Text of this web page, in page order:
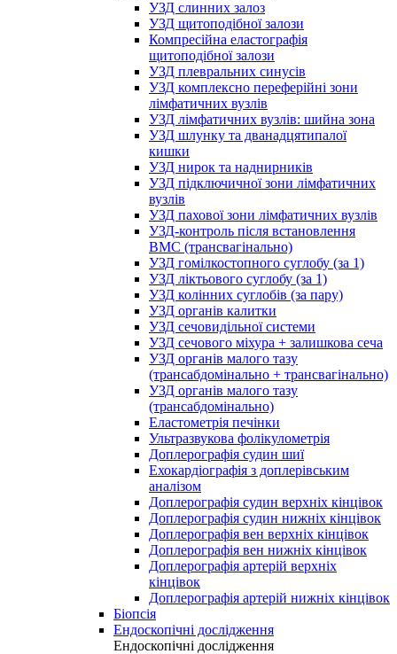
УЗД слинних залоз
УЗД щитоподібної залози
Компресійна еластографія
щитоподібної залози
УЗД плевральних синусів
УЗД комплексно переферійні зони
лімфатичних вузлів
УЗД лімфатичних вузлів: шийна зона
УЗД шлунку та дванадцятипалої
кишки
УЗД нирок та наднирників
УЗД підключичної зони лімфатичних
вузлів
УЗД пахової зони лімфатичних вузлів
УЗД-контроль після встановлення
ВМС (трансвагінально)
УЗД гомілкостопного суглобу (за 1)
УЗД ліктьового суглобу (за 1)
УЗД колінних суглобів (за пару)
УЗД органів калитки
УЗД сечовидільної системи
УЗД сечового міхура + залишкова сеча
УЗД органів малого тазу
(трансабдомінально + трансвагінально)
УЗД органів малого тазу
(трансабдомінально)
Еластометрія печінки
Ультразвукова фолікулометрія
Доплерографія судин шиї
Ехокардіографія з доплерівським
аналізом
Доплерографія судин верхніх кінцівок
Доплерографія судин нижніх кінцівок
Доплерографія вен верхніх кінцівок
Доплерографія вен нижніх кінцівок
Доплерографія артерій верхніх
кінцівок
Доплерографія артерій нижніх кінцівок
Біопсія
Ендоскопічні дослідження
Ендоскопічні дослідження